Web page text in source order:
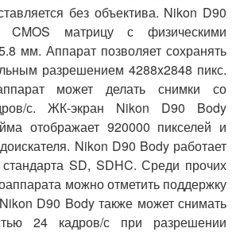
без объектива. Nikon D90
CMOS матрицу с физическими
мм. Аппарат позволяет сохранять
разрешением 4288x2848 пикс.
может делать снимки со
с. ЖК-экран Nikon D90 Body
отображает 920000 пикселей и
Nikon D90 Body работает
SD, SDHC. Среди прочих
можно отметить поддержку
D90 Body также может снимать
24 кадров/с при разрешении